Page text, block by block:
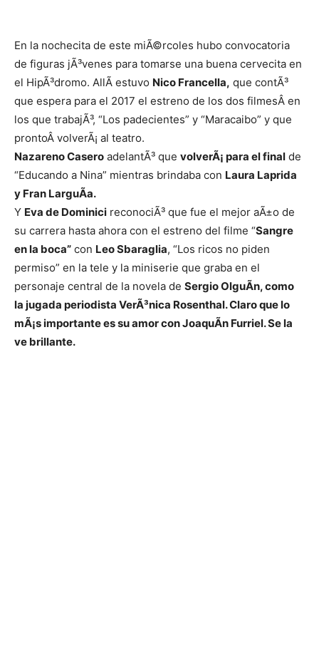
En la nochecita de este miÃ©rcoles hubo convocatoria
de figuras jÃ³venes para tomarse una buena cervecita en
el HipÃ³dromo. AllÃ­ estuvo Nico Francella, que contÃ³
que espera para el 2017 el estreno de los dos filmesÂ en
los que trabajÃ³, “Los padecientes” y “Maracaibo” y que
prontoÂ volverÃ¡ al teatro.
Nazareno Casero adelantÃ³ que volverÃ¡ para el final de
“Educando a Nina” mientras brindaba con Laura Laprida
y Fran LarguÃ­a.
Y Eva de Dominici reconociÃ³ que fue el mejor aÃ±o de
su carrera hasta ahora con el estreno del filme “Sangre
en la boca” con Leo Sbaraglia, “Los ricos no piden
permiso” en la tele y la miniserie que graba en el
personaje central de la novela de Sergio OlguÃ­n, como
la jugada periodista VerÃ³nica Rosenthal. Claro que lo
mÃ¡s importante es su amor con JoaquÃ­n Furriel. Se la
ve brillante.